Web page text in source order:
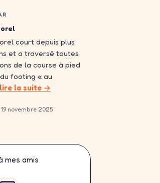
court depuis plus
et a traversé toutes
de la course à pied
footing « au
lire la suite →
novembre 2025
mes amis